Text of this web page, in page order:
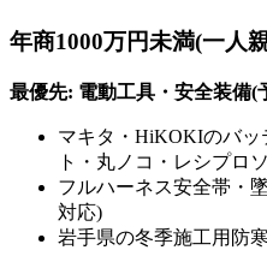
年商1000万円未満(一人
最優先: 電動工具・安全装備(
マキタ・HiKOKIのバッ
ト・丸ノコ・レシプロ
フルハーネス安全帯・
対応)
岩手県の冬季施工用防